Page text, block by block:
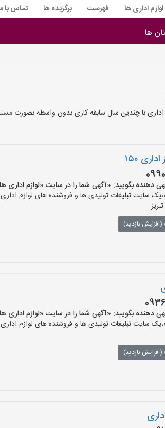
اداری ها فهرست برگزیده ها تماس با
ها
با چندین سال سابقه کاری بدون واسطه بصورت
۱۵۰
بگویید: «آگهی شما را در سایت «لوازم اداری ها» دیده ام و
سایت تبلیغات تولیدی ها و فروشنده های لوازم
بازدید)
بگویید: «آگهی شما را در سایت «لوازم اداری ها» دیده ام و
سایت تبلیغات تولیدی ها و فروشنده های لوازم
بازدید)